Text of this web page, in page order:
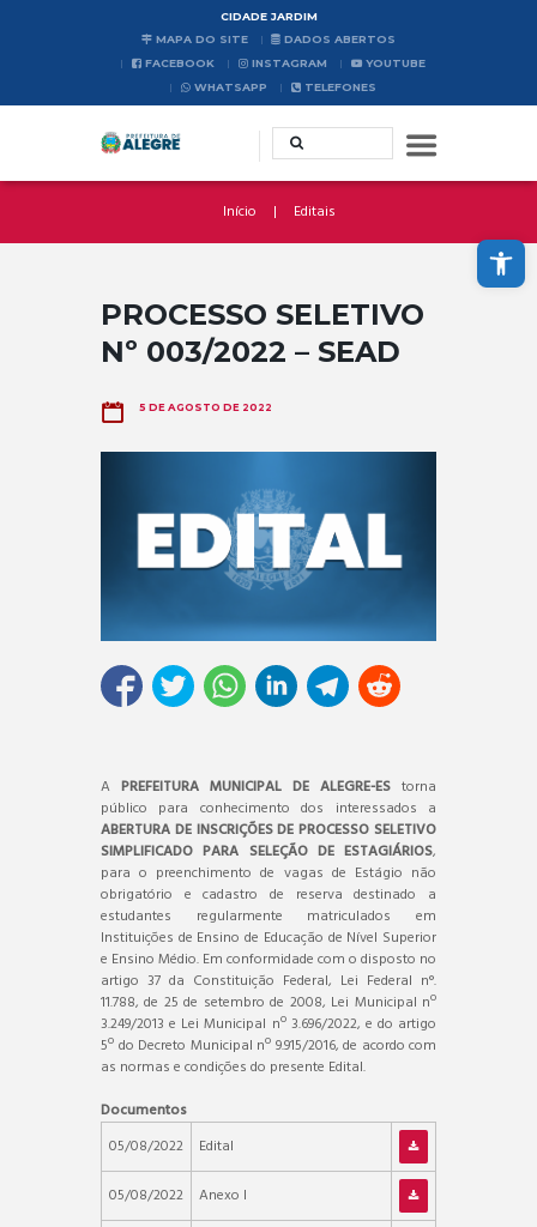
Abrir a barra de ferramentas
CIDADE JARDIM
MAPA DO SITE
DADOS ABERTOS
FACEBOOK
INSTAGRAM
YOUTUBE
WHATSAPP
TELEFONES
Início Editais
PROCESSO SELETIVO
Nº 003/2022 – SEAD
5 DE AGOSTO DE 2022
A PREFEITURA MUNICIPAL DE ALEGRE-ES torna
público para conhecimento dos interessados a
ABERTURA DE INSCRIÇÕES DE PROCESSO SELETIVO
SIMPLIFICADO PARA SELEÇÃO DE ESTAGIÁRIOS,
para o preenchimento de vagas de Estágio não
obrigatório e cadastro de reserva destinado a
estudantes regularmente matriculados em
Instituições de Ensino de Educação de Nível Superior
e Ensino Médio. Em conformidade com o disposto no
artigo 37 da Constituição Federal, Lei Federal n°.
11.788, de 25 de setembro de 2008, Lei Municipal nº
3.249/2013 e Lei Municipal nº 3.696/2022, e do artigo
5º do Decreto Municipal nº 9.915/2016, de acordo com
as normas e condições do presente Edital.
Documentos
05/08/2022
Edital
05/08/2022 Anexo I